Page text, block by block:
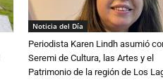
Noticia del Día
Periodista Karen Lindh asumió
Seremi de Cultura, las Artes y el
Patrimonio de la región de Los